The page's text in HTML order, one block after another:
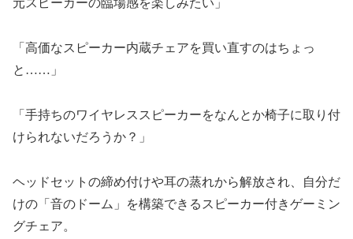
元スピーカーの臨場感を楽しみたい」
「高価なスピーカー内蔵チェアを買い直すのはちょっ
と……」
「手持ちのワイヤレススピーカーをなんとか椅子に取り付
けられないだろうか？」
ヘッドセットの締め付けや耳の蒸れから解放され、自分だ
けの「音のドーム」を構築できるスピーカー付きゲーミン
グチェア。